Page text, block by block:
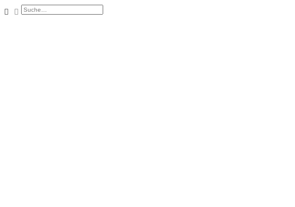
SucheErweiterte Suche